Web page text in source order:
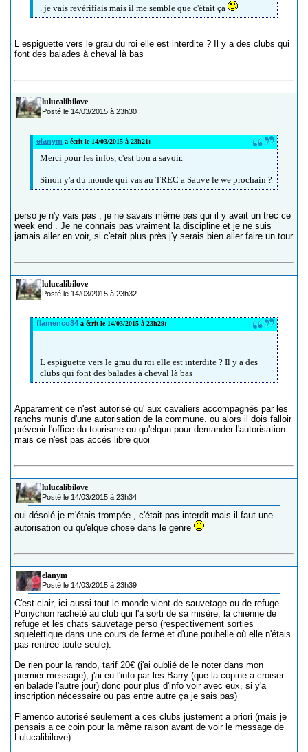
. je vais revérifiais mais il me semble que c'était ça
L espiguette vers le grau du roi elle est interdite ? Il y a des clubs qui
font des balades à cheval là bas
lulucalibilove
Posté le 14/03/2015 à 23h30
elanym a écrit le 14/03/2015 à 23h21:
Merci pour les infos, c'est bon a savoir.
Sinon y'a du monde qui vas au TREC a Sauve le we prochain ?
perso je n'y vais pas , je ne savais même pas qui il y avait un trec ce
week end . Je ne connais pas vraiment la discipline et je ne suis
jamais aller en voir, si c'etait plus près j'y serais bien aller faire un tour
lulucalibilove
Posté le 14/03/2015 à 23h32
flamenco34 a écrit le 14/03/2015 à 23h29:
L espiguette vers le grau du roi elle est interdite ? Il y a des
clubs qui font des balades à cheval là bas
Apparament ce n'est autorisé qu' aux cavaliers accompagnés par les
ranchs munis d'une autorisation de la commune. ou alors il dois falloir
prévenir l'office du tourisme ou qu'elqun pour demander l'autorisation
mais ce n'est pas accès libre quoi
lulucalibilove
Posté le 14/03/2015 à 23h34
oui désolé je m'étais trompée , c'était pas interdit mais il faut une
autorisation ou qu'elque chose dans le genre
elanym
Posté le 14/03/2015 à 23h39
C'est clair, ici aussi tout le monde vient de sauvetage ou de refuge.
Ponychon racheté au club qui l'a sorti de sa misère, la chienne de
refuge et les chats sauvetage perso (respectivement sorties
squelettique dans une cours de ferme et d'une poubelle où elle n'étais
pas rentrée toute seule).
De rien pour la rando, tarif 20€ (j'ai oublié de le noter dans mon
premier message), j'ai eu l'info par les Barry (que la copine a croiser
en balade l'autre jour) donc pour plus d'info voir avec eux, si y'a
inscription nécessaire ou pas entre autre ça je sais pas)
Flamenco autorisé seulement a ces clubs justement a priori (mais je
pensais a ce coin pour la même raison avant de voir le message de
Lulucalibilove)